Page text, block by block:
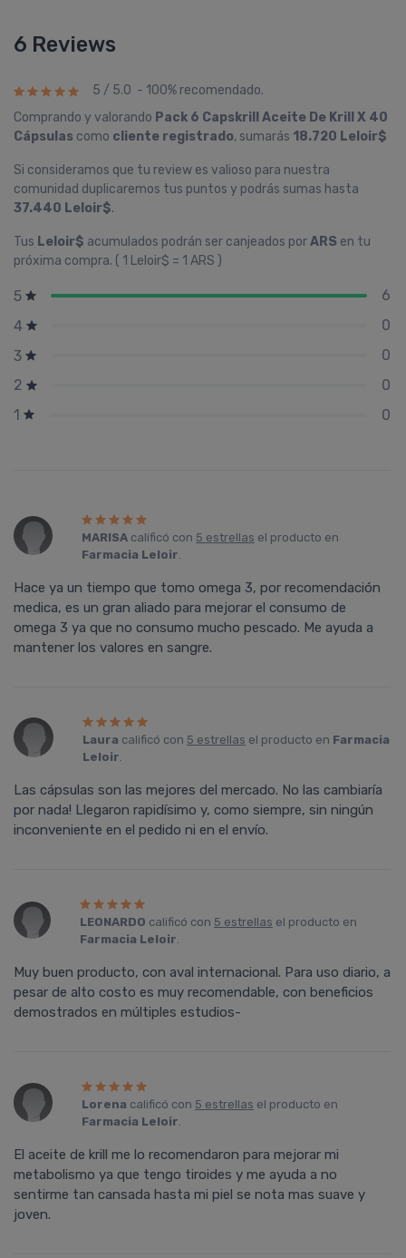
6 Reviews
5 / 5.0 - 100% recomendado.
Comprando y valorando Pack 6 Capskrill Aceite De Krill X 40
Cápsulas como cliente registrado, sumarás 18.720 Leloir$
Si consideramos que tu review es valioso para nuestra
comunidad duplicaremos tus puntos y podrás sumas hasta
37.440 Leloir$.
Tus Leloir$ acumulados podrán ser canjeados porARS en tu
próxima compra. ( 1 Leloir$ = 1 ARS )
5
6
4
0
3
0
2
0
1
0
MARISAcalificó con 5 estrellas el producto en
Farmacia Leloir.
Hace ya un tiempo que tomo omega 3, por recomendación
medica, es un gran aliado para mejorar el consumo de
omega 3 ya que no consumo mucho pescado. Me ayuda a
mantener los valores en sangre.
Laura calificó con 5 estrellas el producto en Farmacia
Leloir.
Las cápsulas son las mejores del mercado. No las cambiaría
por nada! Llegaron rapidísimo y, como siempre, sin ningún
inconveniente en el pedido ni en el envío.
LEONARDO calificó con 5 estrellas el producto en
Farmacia Leloir.
Muy buen producto, con aval internacional. Para uso diario, a
pesar de alto costo es muy recomendable, con beneficios
demostrados en múltiples estudios-
Lorena calificó con 5 estrellas el producto en
Farmacia Leloir.
El aceite de krill me lo recomendaron para mejorar mi
metabolismo ya que tengo tiroides y me ayuda a no
sentirme tan cansada hasta mi piel se nota mas suave y
joven.